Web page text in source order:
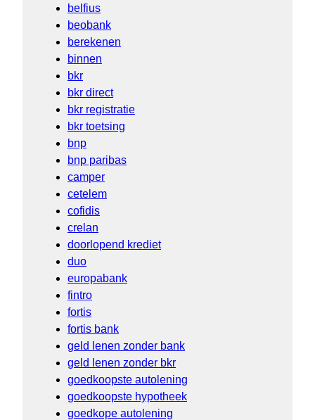
belfius
beobank
berekenen
binnen
bkr
bkr direct
bkr registratie
bkr toetsing
bnp
bnp paribas
camper
cetelem
cofidis
crelan
doorlopend krediet
duo
europabank
fintro
fortis
fortis bank
geld lenen zonder bank
geld lenen zonder bkr
goedkoopste autolening
goedkoopste hypotheek
goedkope autolening